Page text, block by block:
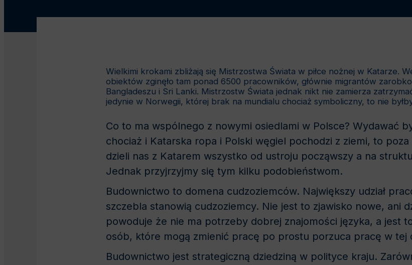
Wielkimi krokami zbliżają się Mistrzostwa Świata w piłce nożnej w Katarze.
obiektów zginęło tam ponad 6500 pracowników, głównie migrantów
Bangladeszu i Sri Lanki. Mistrzostw Świata jednak nikt nie zamierza
jedynie w Norwegii, której brak na mundialu chociaż symboliczny, to nie
Co to ma wspólnego z nowymi osiedlami w Polsce? Wydawać
chociaż i Katarska ropa i Polski węgiel pochodzi z ziemi, to
dzieli nas z Katarem wszystko od ustroju począwszy a na
Jednak przyjrzyjmy się tym kilku podobieństwom.
Budownictwo to domena cudzoziemców. Największy udział
szczebla stanowią cudzoziemcy. Nie jest to zjawisko nowe, ani
powoduje że nie ma potrzeby dobrej znajomości języka, a jest
osób, które mogą zmienić pracę po prostu porzuca pracę w tej
Budownictwo jest strategiczną dziedziną w polityce kraju.